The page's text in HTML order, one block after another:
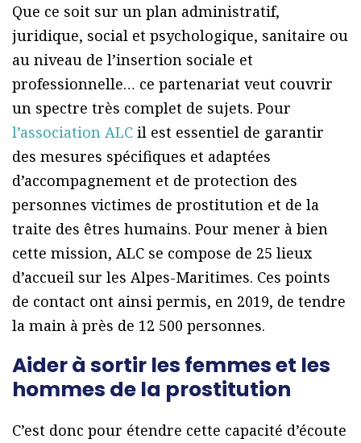
Que ce soit sur un plan administratif,
juridique, social et psychologique, sanitaire ou
au niveau de l’insertion sociale et
professionnelle… ce partenariat veut couvrir
un spectre très complet de sujets. Pour
l’association ALC il est essentiel de garantir
des mesures spécifiques et adaptées
d’accompagnement et de protection des
personnes victimes de prostitution et de la
traite des êtres humains. Pour mener à bien
cette mission, ALC se compose de 25 lieux
d’accueil sur les Alpes-Maritimes. Ces points
de contact ont ainsi permis, en 2019, de tendre
la main à près de 12 500 personnes.
Aider à sortir les femmes et les
hommes de la prostitution
C’est donc pour étendre cette capacité d’écoute